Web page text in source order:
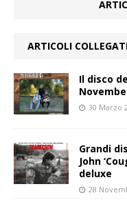
ARTICOLI
Il disco
30 Marzo
Grandi
John
deluxe
28